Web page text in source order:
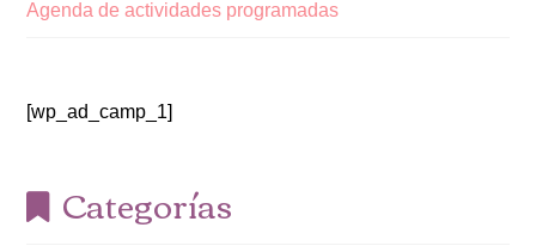
Agenda de actividades programadas
[wp_ad_camp_1]
Categorías